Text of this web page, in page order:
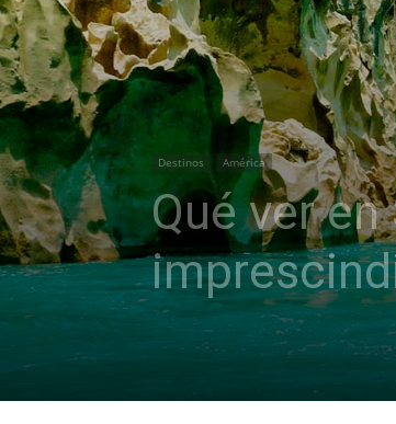
Destinos América
Qué ver